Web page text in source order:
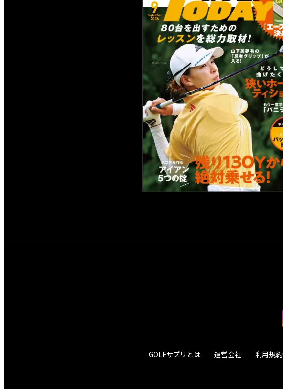
GOLFサプリとは 運営会社 利用規約